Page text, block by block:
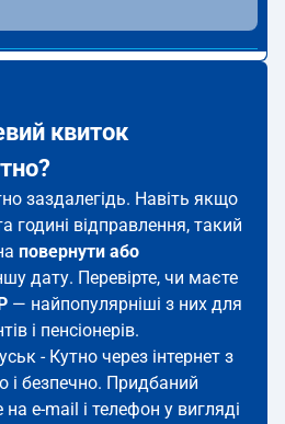
квиток
заздалегідь. Навіть якщо
годині відправлення, такий
повернути або
дату. Перевірте, чи маєте
— найпопулярніші з них для
і пенсіонерів.
- Кутно через інтернет з
і безпечно. Придбаний
e-mail і телефон у вигляді